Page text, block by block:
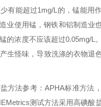
有能超过1mg/L的，锰能用
业使用锰，钢铁和铝制造业
的浓度不应该超过0.05mg/L
生怪味，导致洗涤的衣物退
方法参考：APHA标准方法
测试方法采用高碘酸